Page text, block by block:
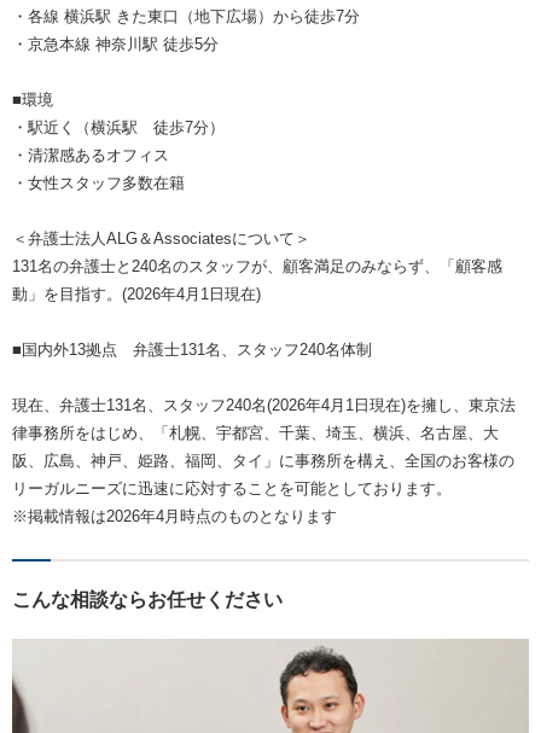
・各線 横浜駅 きた東口（地下広場）から徒歩7分
・京急本線 神奈川駅 徒歩5分
■環境
・駅近く（横浜駅 徒歩7分）
・清潔感あるオフィス
・女性スタッフ多数在籍
＜弁護士法人ALG＆Associatesについて＞
131名の弁護士と240名のスタッフが、顧客満足のみならず、「顧客感
動」を目指す。(2026年4月1日現在)
■国内外13拠点 弁護士131名、スタッフ240名体制
現在、弁護士131名、スタッフ240名(2026年4月1日現在)を擁し、東京法
律事務所をはじめ、「札幌、宇都宮、千葉、埼玉、横浜、名古屋、大
阪、広島、神戸、姫路、福岡、タイ」に事務所を構え、全国のお客様の
リーガルニーズに迅速に応対することを可能としております。
※掲載情報は2026年4月時点のものとなります
こんな相談ならお任せください